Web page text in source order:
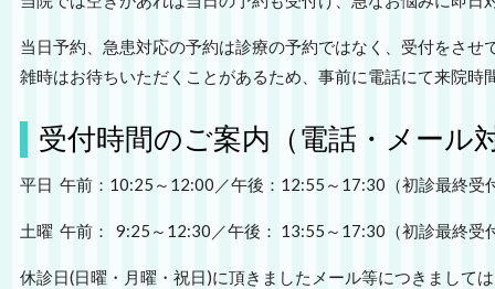
当日予約、急患対応の予約は診療の予約ではなく、受付をさせ
雑時はお待ちいただくことがあるため、事前に電話に
受付時間のご案内（電話・メール
平日 午前：10:25～12:00／午後：12:55～17:30（初診最終受
土曜 午前： 9:25～12:30／午後： 13:55～17:30（初診最終
休診日(日曜・月曜・祝日)に頂きましたメール等につ